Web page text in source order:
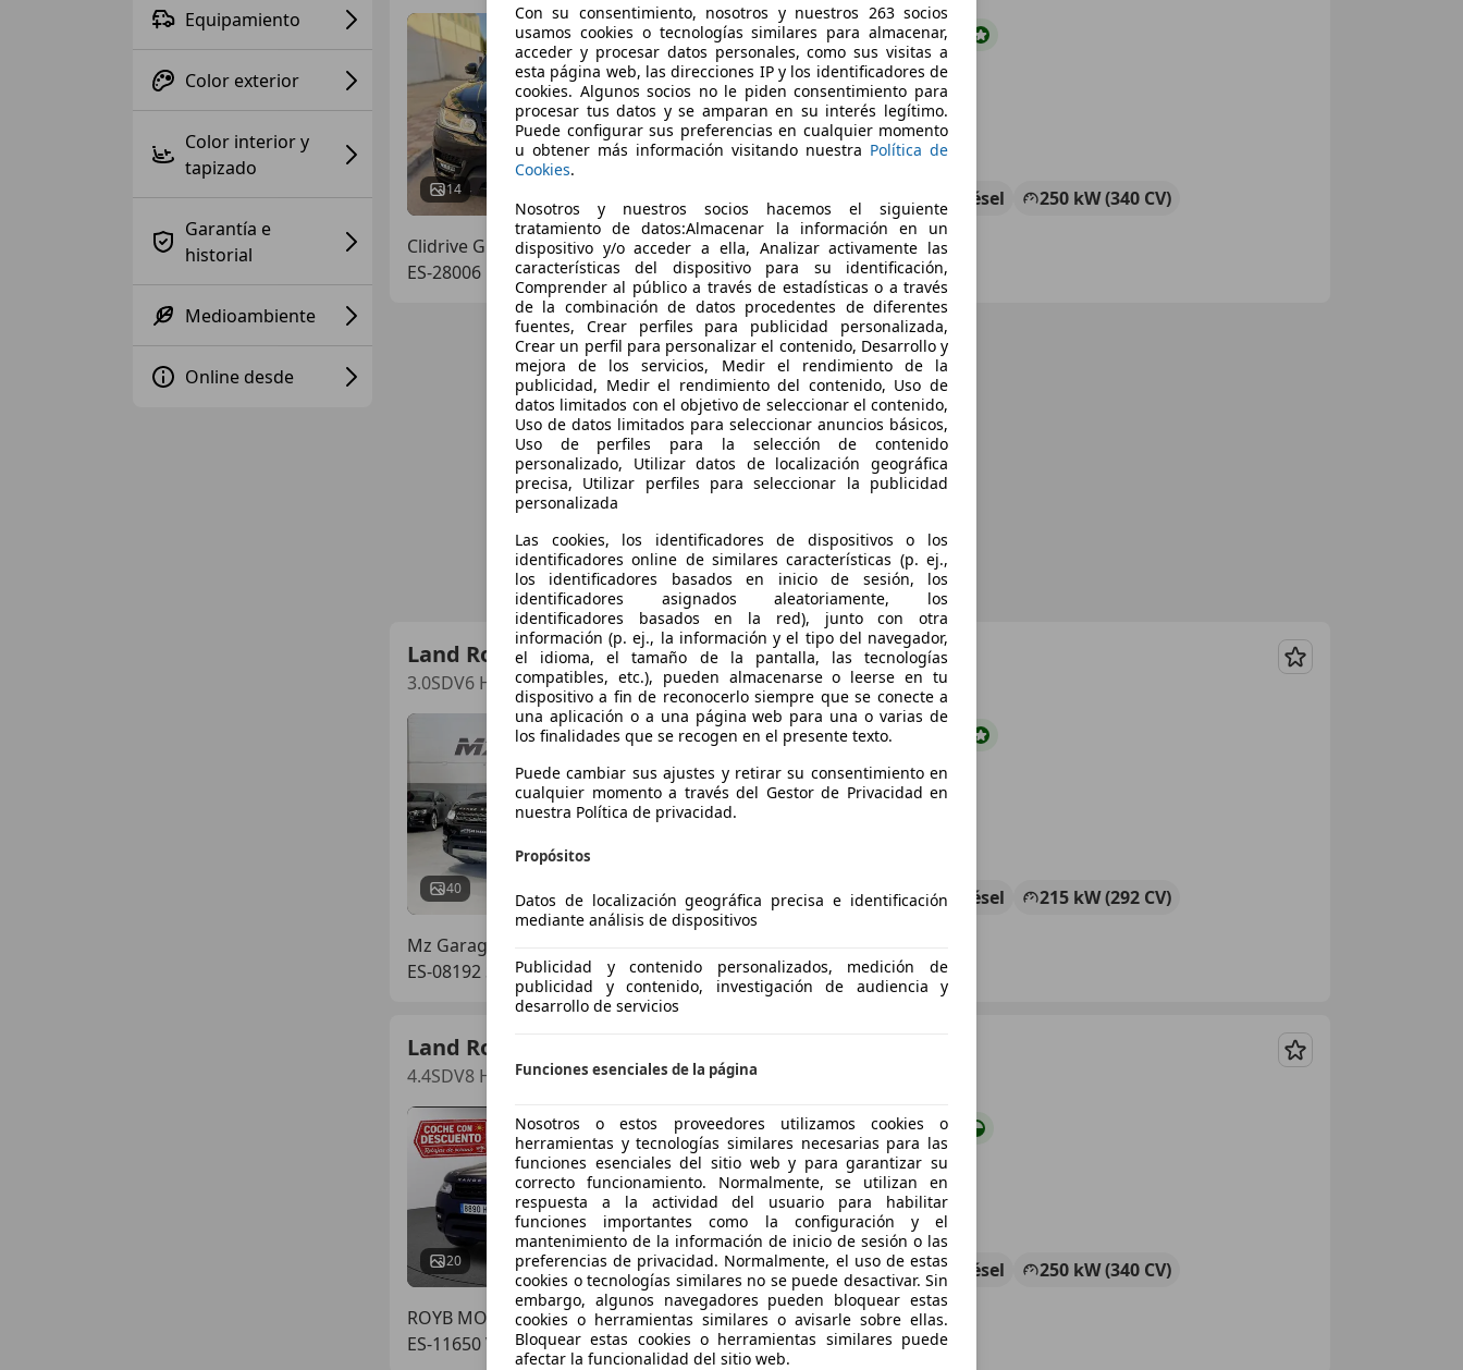
Equipamiento
Color exterior
Color interior y
tapizado
Garantía e
historial
Medioambiente
Online desde
14
€ 25.000 Súperoferta
03/2014 180.000 km Diésel
250 kW (340 CV)
Clidrive Group
ES-28006 MADRID
Land Rover Range Rover Sport
3.0SDV6 HSE Dynamic Aut.
Guardar
40
€ 22.990 Súper
01/2014 149.000 km Diésel
215 kW (292 CV)
Mz Garage Barcelona
ES-08192 Sant Quirze del Vallès
Land Rover Range Rover Sport
4.4SDV8 HSE Aut.
Guardar
20
€ 25.440 Buenprecio
03/2014 176.799 km Diésel
250 kW (340 CV)
ROYB MOTOR CADIZ
ES-11650 VILLAMARTIN
Con su consentimiento, nosotros y nuestros 263 socios
usamos cookies o tecnologías similares para almacenar,
acceder y procesar datos personales, como sus visitas a
esta página web, las direcciones IP y los identificadores de
cookies. Algunos socios no le piden consentimiento para
procesar tus datos y se amparan en su interés legítimo.
Puede configurar sus preferencias en cualquier momento
u obtener más información visitando nuestra Política de
Cookies.
Nosotros y nuestros socios hacemos el siguiente
tratamiento de datos:Almacenar la información en un
dispositivo y/o acceder a ella, Analizar activamente las
características del dispositivo para su identificación,
Comprender al público a través de estadísticas o a través
de la combinación de datos procedentes de diferentes
fuentes, Crear perfiles para publicidad personalizada,
Crear un perfil para personalizar el contenido, Desarrollo y
mejora de los servicios, Medir el rendimiento de la
publicidad, Medir el rendimiento del contenido, Uso de
datos limitados con el objetivo de seleccionar el contenido,
Uso de datos limitados para seleccionar anuncios básicos,
Uso de perfiles para la selección de contenido
personalizado, Utilizar datos de localización geográfica
precisa, Utilizar perfiles para seleccionar la publicidad
personalizada
Las cookies, los identificadores de dispositivos o los
identificadores online de similares características (p. ej.,
los identificadores basados en inicio de sesión, los
identificadores asignados aleatoriamente, los
identificadores basados en la red), junto con otra
información (p. ej., la información y el tipo del navegador,
el idioma, el tamaño de la pantalla, las tecnologías
compatibles, etc.), pueden almacenarse o leerse en tu
dispositivo a fin de reconocerlo siempre que se conecte a
una aplicación o a una página web para una o varias de
los finalidades que se recogen en el presente texto.
Puede cambiar sus ajustes y retirar su consentimiento en
cualquier momento a través del Gestor de Privacidad en
nuestra Política de privacidad.
Propósitos
Datos de localización geográfica precisa e identificación
mediante análisis de dispositivos
Publicidad y contenido personalizados, medición de
publicidad y contenido, investigación de audiencia y
desarrollo de servicios
Funciones esenciales de la página
Nosotros o estos proveedores utilizamos cookies o
herramientas y tecnologías similares necesarias para las
funciones esenciales del sitio web y para garantizar su
correcto funcionamiento. Normalmente, se utilizan en
respuesta a la actividad del usuario para habilitar
funciones importantes como la configuración y el
mantenimiento de la información de inicio de sesión o las
preferencias de privacidad. Normalmente, el uso de estas
cookies o tecnologías similares no se puede desactivar. Sin
embargo, algunos navegadores pueden bloquear estas
cookies o herramientas similares o avisarle sobre ellas.
Bloquear estas cookies o herramientas similares puede
afectar la funcionalidad del sitio web.